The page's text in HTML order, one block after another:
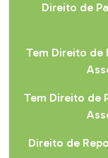
Direito de
Tem Direito de
Tem Direito de
Direito de